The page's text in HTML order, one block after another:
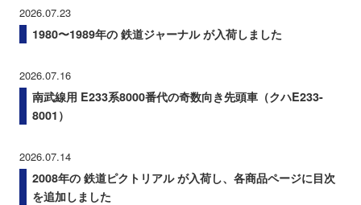
2026.07.23
1980〜1989年の 鉄道ジャーナル が入荷しました
2026.07.16
南武線用 E233系8000番代の奇数向き先頭車（クハE233-
8001）
2026.07.14
2008年の 鉄道ピクトリアル が入荷し、各商品ページに目次
を追加しました